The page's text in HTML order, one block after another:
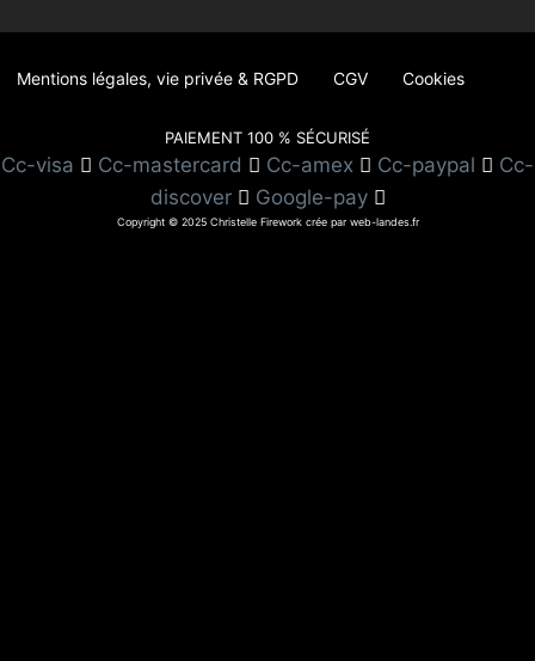
Mentions légales, vie privée & RGPD CGV Cookies
PAIEMENT 100 % SÉCURISÉ
Cc-visa Cc-mastercard Cc-amex Cc-paypal
Cc-
discover
Google-pay
Copyright © 2025 Christelle Firework crée par web-landes.fr